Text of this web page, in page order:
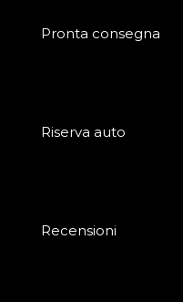
Pronta consegna
Riserva auto
Recensioni